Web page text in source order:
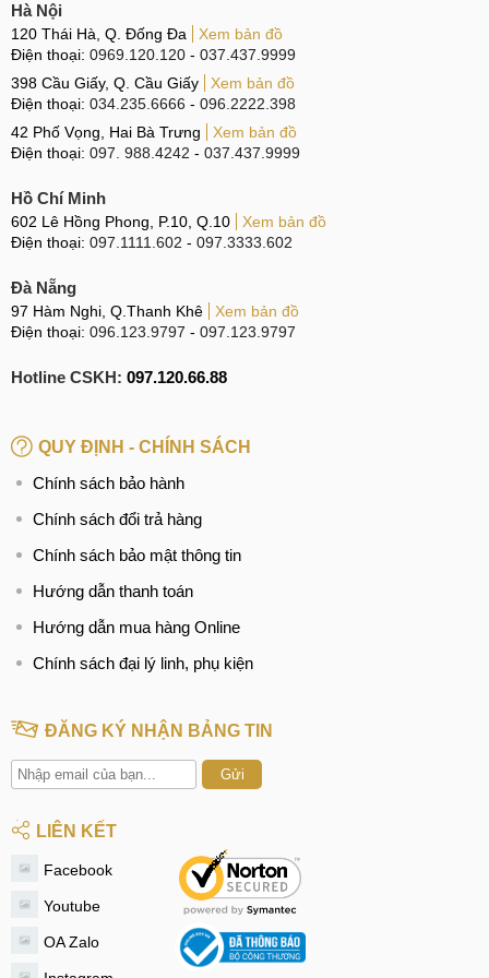
trong suốt lên tới 99%. Bên cạnh đó, sản phẩm còn được
phủ một lớp chống trầy xước, chống vân tay giúp bảo vệ
điện thoại luôn sạch sẽ và đẹp mắt cho người dùng.
Kính cường lực S23 Ultra trong suốt
mà cho người dùng khi sử dụng. Tuy nhiên, độ bền và khả
năng chịu lực thấp hơn so với các loại kính thông thường,
đập.
Với sự ra mắt của nhiều hãng điện thoại Smartphone, để
cơ sở sản xuất kính cường lực kém uy tín, chất lượng cho
khi chọn mẫu kính để bảo vệ cho điện thoại của mình, bạn
S23 Ultra được MobileCity giới thiệu tới các bạn đến từ
nhưng thương hiệu nổi tiếng trên thị trường.
Hà Nội
120 Thái Hà, Q. Đống Đa
Xem bản đồ
Điện thoại: 0969.120.120 - 037.437.9999
398 Cầu Giấy, Q. Cầu Giấy
Xem bản đồ
Điện thoại: 034.235.6666 - 096.2222.398
42 Phố Vọng, Hai Bà Trưng
Xem bản đồ
Điện thoại: 097. 988.4242 - 037.437.9999
Hồ Chí Minh
602 Lê Hồng Phong, P.10, Q.10
Xem bản đồ
Điện thoại: 097.1111.602 - 097.3333.602
Đà Nẵng
97 Hàm Nghi, Q.Thanh Khê
Xem bản đồ
Điện thoại: 096.123.9797 - 097.123.9797
Hotline CSKH: 097.120.66.88
QUY ĐỊNH - CHÍNH SÁCH
Chính sách bảo hành
Chính sách đổi trả hàng
Chính sách bảo mật thông tin
Hướng dẫn thanh toán
Hướng dẫn mua hàng Online
Chính sách đại lý linh, phụ kiện
ĐĂNG KÝ NHẬN BẢNG TIN
Gửi
LIÊN KẾT
Facebook
Youtube
OA Zalo